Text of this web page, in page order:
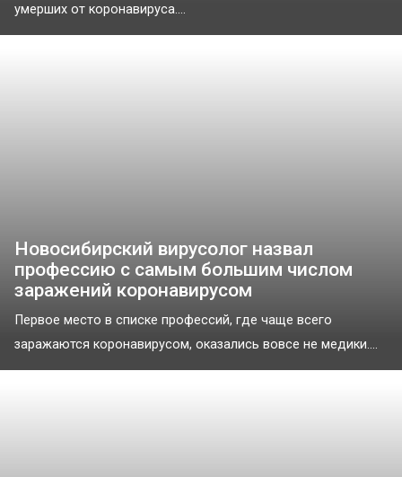
умерших от коронавируса....
Новосибирский вирусолог назвал
профессию с самым большим числом
заражений коронавирусом
Первое место в списке профессий, где чаще всего
заражаются коронавирусом, оказались вовсе не медики....